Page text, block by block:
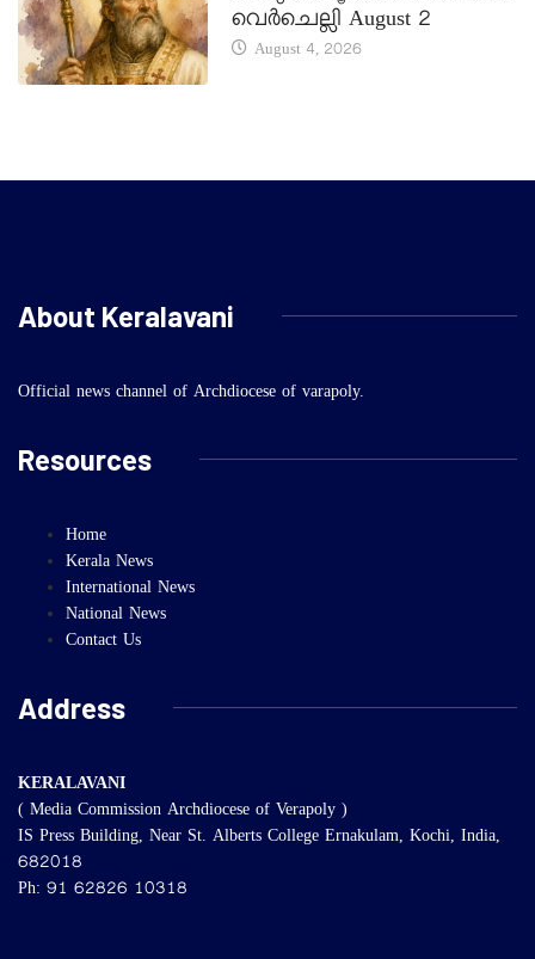
വെർചെല്ലി August 2
August 4, 2026
About Keralavani
Official news channel of Archdiocese of varapoly.
Resources
Home
Kerala News
International News
National News
Contact Us
Address
KERALAVANI
( Media Commission Archdiocese of Verapoly )
IS Press Building, Near St. Alberts College Ernakulam, Kochi, India,
682018
Ph: 91 62826 10318